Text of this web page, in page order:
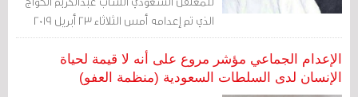
الذي تم إعدامه أمس الثلاثاء 23 أبريل 2019
الإعدام الجماعي مؤشر مروع على أنه لا قيمة لحياة
الإنسان لدى السلطات السعودية (منظمة العفو)